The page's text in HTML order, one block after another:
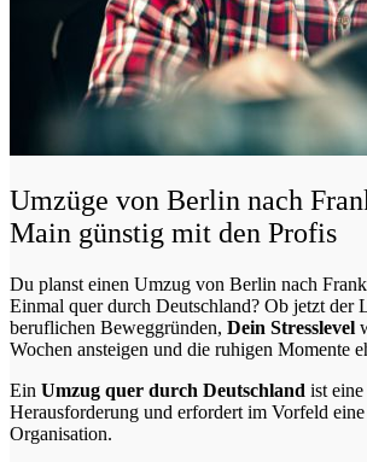
Umzüge von Berlin nach
Main günstig mit den Profis
Du planst einen Umzug von Berlin nach
Einmal quer durch Deutschland? Ob jetzt der
beruflichen Beweggründen, Dein Stresslevel
Wochen ansteigen und die ruhigen Momente
Ein Umzug quer durch Deutschland ist
Herausforderung und erfordert im Vorfeld
Organisation.